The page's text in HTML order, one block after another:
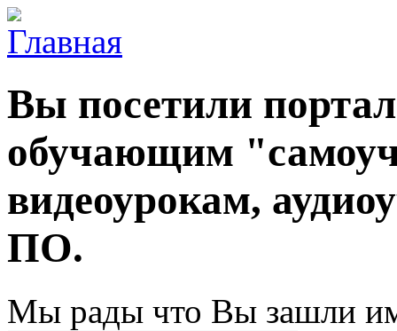
Вы посетили
обучающим
видеоурокам,
ПО.
Мы рады что Вы зашли